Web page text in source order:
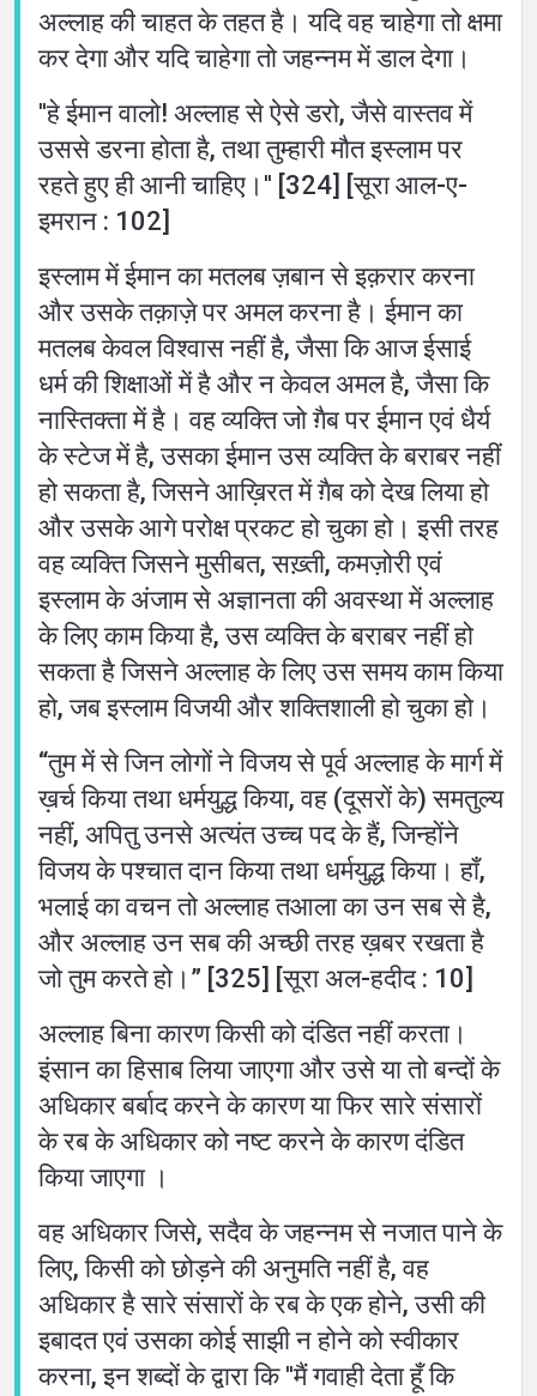
अल्लाह की चाहत के तहत है। यदि वह चाहेगा तो क्षमा
कर देगा और यदि चाहेगा तो जहन्नम में डाल देगा।
''हे ईमान वालो! अल्लाह से ऐसे डरो, जैसे वास्तव में
उससे डरना होता है, तथा तुम्हारी मौत इस्लाम पर
रहते हुए ही आनी चाहिए।'' [324] [सूरा आल-ए-
इमरान : 102]
इस्लाम में ईमान का मतलब ज़बान से इक़रार करना
और उसके तक़ाज़े पर अमल करना है। ईमान का
मतलब केवल विश्वास नहीं है, जैसा कि आज ईसाई
धर्म की शिक्षाओं में है और न केवल अमल है, जैसा कि
नास्तिक्ता में है। वह व्यक्ति जो ग़ैब पर ईमान एवं धैर्य
के स्टेज में है, उसका ईमान उस व्यक्ति के बराबर नहीं
हो सकता है, जिसने आख़िरत में ग़ैब को देख लिया हो
और उसके आगे परोक्ष प्रकट हो चुका हो। इसी तरह
वह व्यक्ति जिसने मुसीबत, सख़्ती, कमज़ोरी एवं
इस्लाम के अंजाम से अज्ञानता की अवस्था में अल्लाह
के लिए काम किया है, उस व्यक्ति के बराबर नहीं हो
सकता है जिसने अल्लाह के लिए उस समय काम किया
हो, जब इस्लाम विजयी और शक्तिशाली हो चुका हो।
“तुम में से जिन लोगों ने विजय से पूर्व अल्लाह के मार्ग में
ख़र्च किया तथा धर्मयुद्ध किया, वह (दूसरों के) समतुल्य
नहीं, अपितु उनसे अत्यंत उच्च पद के हैं, जिन्होंने
विजय के पश्चात दान किया तथा धर्मयुद्ध किया। हाँ,
भलाई का वचन तो अल्लाह तआला का उन सब से है,
और अल्लाह उन सब की अच्छी तरह ख़बर रखता है
जो तुम करते हो।” [325] [सूरा अल-हदीद : 10]
अल्लाह बिना कारण किसी को दंडित नहीं करता।
इंसान का हिसाब लिया जाएगा और उसे या तो बन्दों के
अधिकार बर्बाद करने के कारण या फिर सारे संसारों
के रब के अधिकार को नष्ट करने के कारण दंडित
किया जाएगा ।
वह अधिकार जिसे, सदैव के जहन्नम से नजात पाने के
लिए, किसी को छोड़ने की अनुमति नहीं है, वह
अधिकार है सारे संसारों के रब के एक होने, उसी की
इबादत एवं उसका कोई साझी न होने को स्वीकार
करना, इन शब्दों के द्वारा कि ''मैं गवाही देता हूँ कि